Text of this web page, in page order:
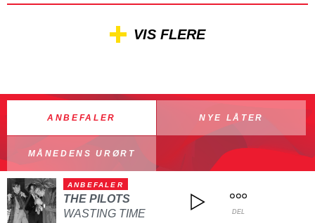
VIS FLERE
ANBEFALER NYE LÅTER
MÅNEDENS URØRT
ANBEFALER
THE PILOTS
WASTING TIME
DEL